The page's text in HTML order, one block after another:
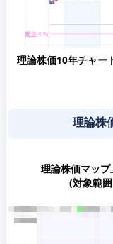
理論株価10年チャー
理論株
理論株価マップ
(対象範